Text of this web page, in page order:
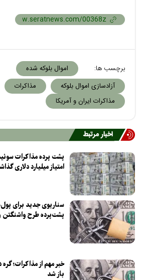
برچسب ها:
اموال بلوکه شده
آزادسازی اموال بلوکه
مذاکرات
مذاکرات ایران و آمریکا
اخبار مرتبط
پشت پرده مذاکرات
امتیاز میلیارد دلاری
سناریوی جدید برای
پشت‌پرده طرح
خبر مهم از مذاکرات؛
باز شد